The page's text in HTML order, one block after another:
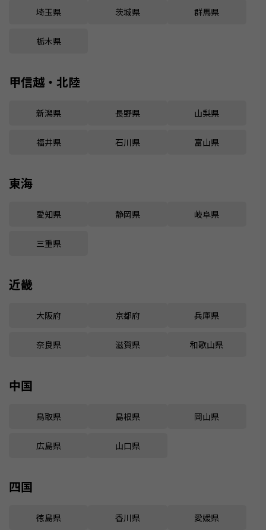
埼玉県 茨城県 群馬県
栃木県
甲信越・北陸
新潟県 長野県 山梨県
福井県 石川県 富山県
東海
愛知県 静岡県 岐阜県
三重県
近畿
大阪府 京都府 兵庫県
奈良県 滋賀県 和歌山県
中国
鳥取県 島根県 岡山県
広島県 山口県
四国
徳島県 香川県 愛媛県